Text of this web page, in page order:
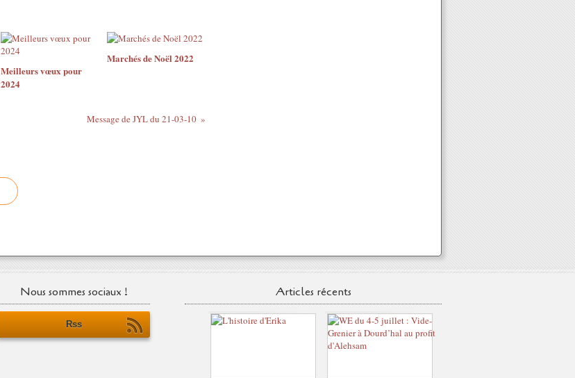
Meilleurs vœux pour
2024
Marchés de Noël 2022
Message de JYL du 21-03-10
Nous sommes sociaux !
Rss
Articles récents